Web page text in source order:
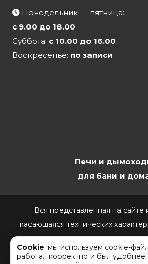
Понедельник — пятница:
с 9.00 до 18.00
Суббота: с 10.00 до 16.00
Воскресенье: по записи
Печи и
для бани и
Вся представленная на
касающаяся технических
стоимости, носит информационный
каких условиях не является
Cookie: мы используем cookie-
работал корректно и был